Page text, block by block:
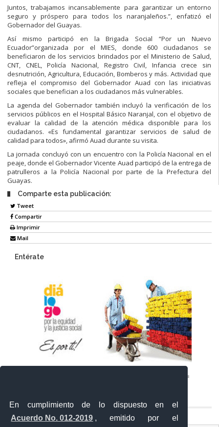
En cumplimiento de lo dispuesto en el
Acuerdo No. 012-2019 , emitido por el
Juntos, trabajamos incansablemente para garantizar un entorno
seguro y próspero para todos los naranjaleños.”, enfatizó el
Gobernador del Guayas.
Así mismo participó en la Brigada Social “Por un Nuevo
Ecuador”organizada por el MIES, donde 600 ciudadanos se
beneficiaron de los servicios brindados por el Ministerio de Salud,
CNT, CNEL, Policía Nacional, Registro Civil, Infancia crece sin
desnutrición, Agricultura, Educación, Bomberos y más. Actividad que
refleja el compromiso del Gobernador Auad con las iniciativas
sociales que benefician a los ciudadanos más vulnerables.
La agenda del Gobernador también incluyó la verificación de los
servicios públicos en el Hospital Básico Naranjal, con el objetivo de
evaluar la calidad de la atención médica disponible para los
ciudadanos. «Es fundamental garantizar servicios de salud de
calidad para todos», afirmó Auad durante su visita.
La jornada concluyó con un encuentro con la Policía Nacional en el
peaje, donde el Gobernador Vicente Auad participó de la entrega de
patrulleros a la Policía Nacional por parte de la Prefectura del
Guayas.
Comparte esta publicación:
Tweet
Compartir
Imprimir
Mail
Entérate